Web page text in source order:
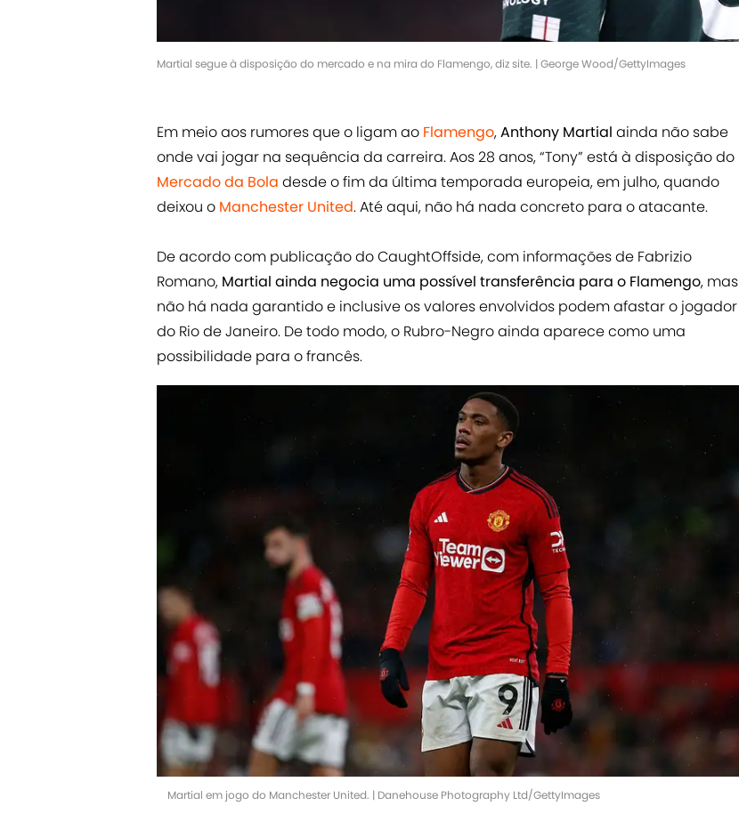
Martial segue à disposição do mercado e na mira do Flamengo, diz site. | George Wood/GettyImages
Em meio aos rumores que o ligam ao Flamengo,Anthony Martial ainda não sabe
onde vai jogar na sequência da carreira. Aos 28 anos, “Tony” está à disposição do
Mercado da Bola desde o fim da última temporada europeia, em julho, quando
deixou o Manchester United. Até aqui, não há nada concreto para o atacante.
De acordo com publicação do CaughtOffside, com informações de Fabrizio
Romano, Martial ainda negocia uma possível transferência para o Flamengo, mas
não há nada garantido e inclusive os valores envolvidos podem afastar o jogador
do Rio de Janeiro. De todo modo, o Rubro-Negro ainda aparece como uma
possibilidade para o francês.
Martial em jogo do Manchester United. | Danehouse Photography Ltd/GettyImages